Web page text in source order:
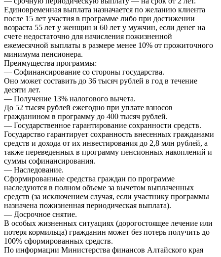
Единовременная выплата назначается по желанию клиента
после 15 лет участия в программе либо при достижении
возраста 55 лет у женщин и 60 лет у мужчин, если денег на
счете недостаточно для начисления пожизненной
ежемесячной выплаты в размере менее 10% от прожиточного
минимума пенсионера.
Преимущества программы:
— Софинансирование со стороны государства.
Оно может составить до 36 тысяч рублей в год в течение
десяти лет.
— Получение 13% налогового вычета.
До 52 тысяч рублей ежегодно при уплате взносов
гражданином в программу до 400 тысяч рублей.
— Государственное гарантирование сохранности средств.
Государство гарантирует сохранность внесенных гражданами
средств и дохода от их инвестирования до 2,8 млн рублей, а
также переведенных в программу пенсионных накоплений и
суммы софинансирования.
— Наследование.
Сформированные средства граждан по программе
наследуются в полном объеме за вычетом выплаченных
средств (за исключением случая, если участнику программы
назначена пожизненная периодическая выплата).
— Досрочное снятие.
В особых жизненных ситуациях (дорогостоящее лечение или
потеря кормильца) гражданин может без потерь получить до
100% сформированных средств.
По информации Министерства финансов Алтайского края